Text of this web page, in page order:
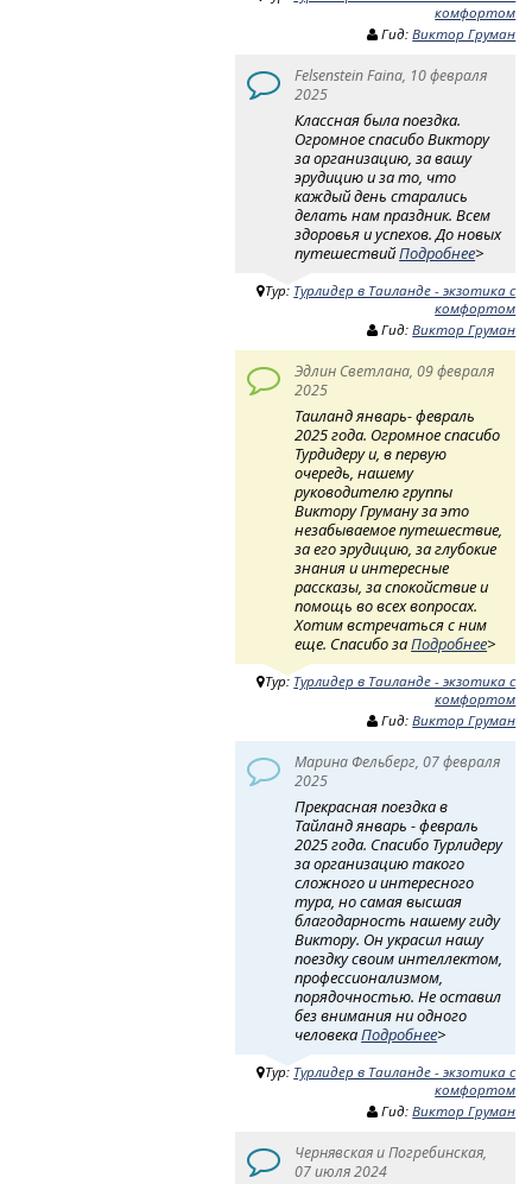
комфортом
Гид:Виктор Груман
Felsenstein Faina, 10 февраля
2025
Классная была поездка.
Огромное спасибо Виктору
за организацию, за вашу
эрудицию и за то, что
каждый день старались
делать нам праздник. Всем
здоровья и успехов. До новых
путешествийПодробнее>
Тур: Турлидер в Таиланде - экзотика с
комфортом
Гид:Виктор Груман
Эдлин Светлана, 09 февраля
2025
Таиланд январь- февраль
2025 года. Огромное спасибо
Турдидеру и, в первую
очередь, нашему
руководителю группы
Виктору Груману за это
незабываемое путешествие,
за его эрудицию, за глубокие
знания и интересные
рассказы, за спокойствие и
помощь во всех вопросах.
Хотим встречаться с ним
еще. Спасибо заПодробнее>
Тур: Турлидер в Таиланде - экзотика с
комфортом
Гид:Виктор Груман
Марина Фельберг, 07 февраля
2025
Прекрасная поездка в
Тайланд январь - февраль
2025 года. Спасибо Турлидеру
за организацию такого
сложного и интересного
тура, но самая высшая
благодарность нашему гиду
Виктору. Он украсил нашу
поездку своим интеллектом,
профессионализмом,
порядочностью. Не оставил
без внимания ни одного
человекаПодробнее>
Тур: Турлидер в Таиланде - экзотика с
комфортом
Гид:Виктор Груман
Чернявская и Погребинская,
07 июля 2024